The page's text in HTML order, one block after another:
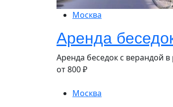
Москва
Аренда
Аренда беседок с верандой
от800₽
Москва